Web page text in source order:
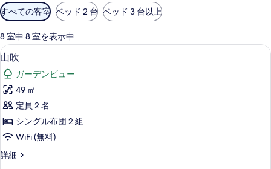
利
用
可
能
な
客
室
の
り
込
み
すべての客室 ベッド 2 台 ベッド 3 台以上
8 室中 8 室を表示中
山
吹
の
す
べ
て
の
写
山吹 | セーフティボックス (室内)、デ
4
山吹
ガーデンビュー
49 ㎡
定員 2 名
シングル布団 2 組
WiFi (無料)
詳細
山